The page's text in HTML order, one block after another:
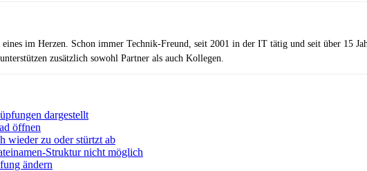
im Herzen. Schon immer Technik-Freund, seit 2001 in der IT tätig und seit über 15
zusätzlich sowohl Partner als auch Kollegen.
dargestellt
öffnen
wieder zu oder stürtzt ab
Struktur nicht möglich
ändern